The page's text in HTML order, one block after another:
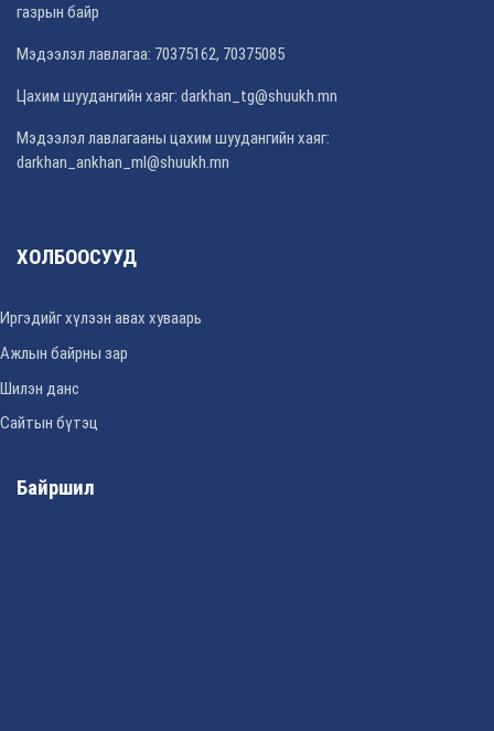
газрын байр
Мэдээлэл лавлагаа: 70375162, 70375085
Цахим шуудангийн хаяг: darkhan_tg@shuukh.mn
Мэдээлэл лавлагааны цахим шуудангийн хаяг:
darkhan_ankhan_ml@shuukh.mn
ХОЛБООСУУД
Иргэдийг хүлээн авах хуваарь
Ажлын байрны зар
Шилэн данс
Сайтын бүтэц
Байршил